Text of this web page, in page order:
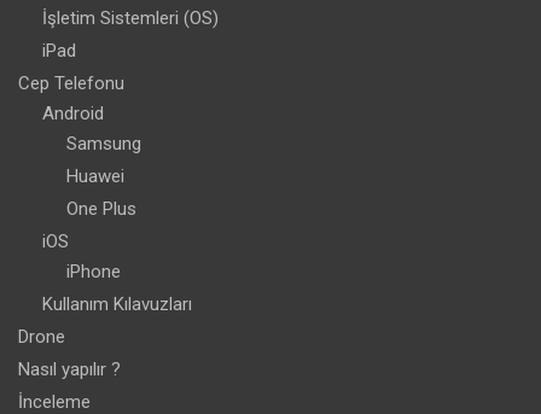
İşletim Sistemleri (OS)
iPad
Cep Telefonu
Android
Samsung
Huawei
One Plus
iOS
iPhone
Kullanım Kılavuzları
Drone
Nasıl yapılır ?
İnceleme